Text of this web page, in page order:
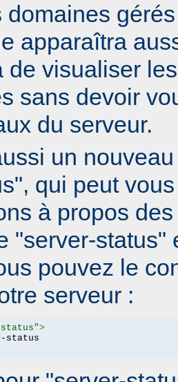
domaines
apparaîtra
de visualiser
sans devoir
du serveur.
un
qui peut
à propos
"server-status"
pouvez le
serveur :
>